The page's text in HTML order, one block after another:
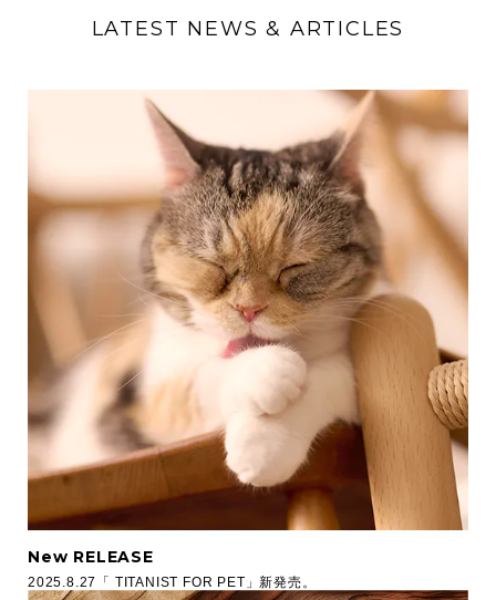
LATEST NEWS & ARTICLES
New RELEASE
2025.8.27「 TITANIST FOR PET」新発売。